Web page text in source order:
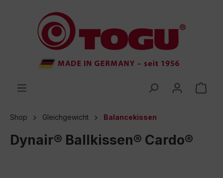
springen
Shop Gleichgewicht Balancekissen
Dynair® Ballkissen® Cardo®